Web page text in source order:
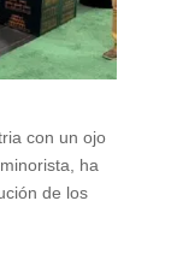
con un ojo
ha
de los